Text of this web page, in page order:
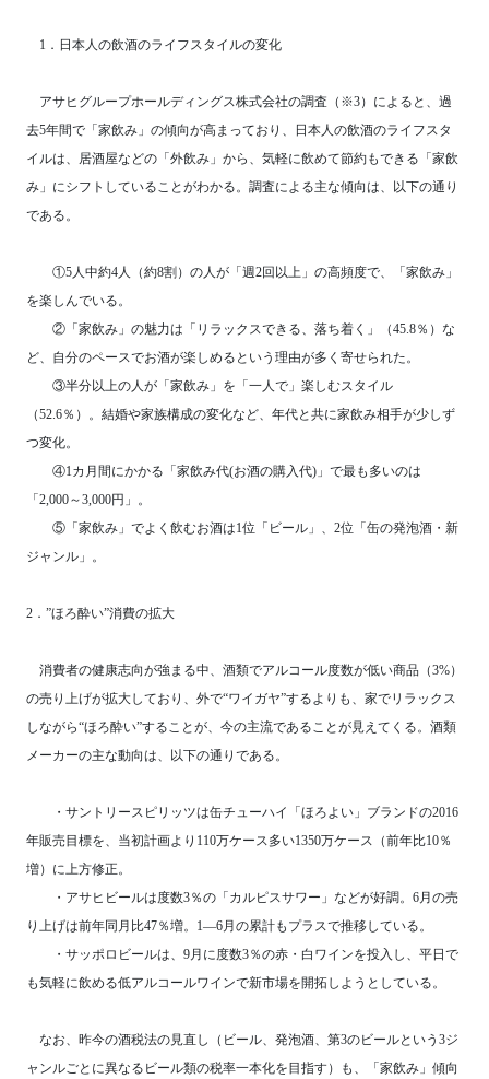
1．日本人の飲酒のライフスタイルの変化
アサヒグループホールディングス株式会社の調査（※3）によると、過
去5年間で「家飲み」の傾向が高まっており、日本人の飲酒のライフスタ
イルは、居酒屋などの「外飲み」から、気軽に飲めて節約もできる「家飲
み」にシフトしていることがわかる。調査による主な傾向は、以下の通り
である。
①5人中約4人（約8割）の人が「週2回以上」の高頻度で、「家飲み」
を楽しんでいる。
②「家飲み」の魅力は「リラックスできる、落ち着く」（45.8％）な
ど、自分のペースでお酒が楽しめるという理由が多く寄せられた。
③半分以上の人が「家飲み」を「一人で」楽しむスタイル
（52.6％）。結婚や家族構成の変化など、年代と共に家飲み相手が少しず
つ変化。
④1カ月間にかかる「家飲み代(お酒の購入代)」で最も多いのは
「2,000～3,000円」。
⑤「家飲み」でよく飲むお酒は1位「ビール」、2位「缶の発泡酒・新
ジャンル」。
2．”ほろ酔い”消費の拡大
消費者の健康志向が強まる中、酒類でアルコール度数が低い商品（3%）
の売り上げが拡大しており、外で“ワイガヤ”するよりも、家でリラックス
しながら“ほろ酔い”することが、今の主流であることが見えてくる。酒類
メーカーの主な動向は、以下の通りである。
・サントリースピリッツは缶チューハイ「ほろよい」ブランドの2016
年販売目標を、当初計画より110万ケース多い1350万ケース（前年比10％
増）に上方修正。
・アサヒビールは度数3％の「カルピスサワー」などが好調。6月の売
り上げは前年同月比47％増。1―6月の累計もプラスで推移している。
・サッポロビールは、9月に度数3％の赤・白ワインを投入し、平日で
も気軽に飲める低アルコールワインで新市場を開拓しようとしている。
なお、昨今の酒税法の見直し（ビール、発泡酒、第3のビールという3ジ
ャンルごとに異なるビール類の税率一本化を目指す）も、「家飲み」傾向